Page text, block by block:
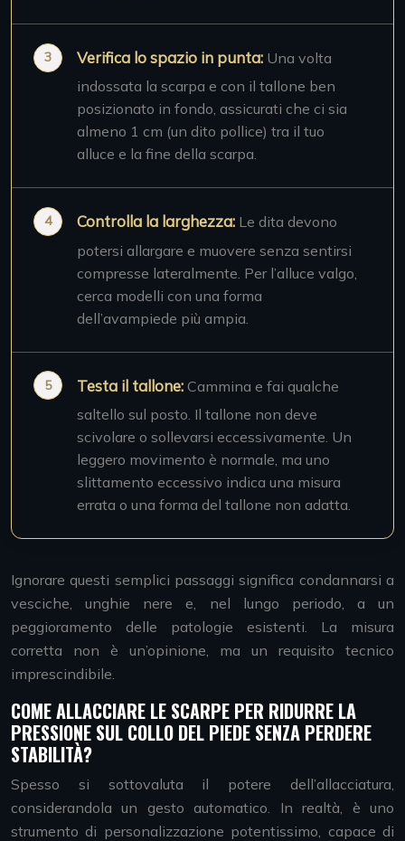
Verifica lo spazio in punta: Una volta
indossata la scarpa e con il tallone ben
posizionato in fondo, assicurati che ci sia
almeno 1 cm (un dito pollice) tra il tuo
alluce e la fine della scarpa.
Controlla la larghezza: Le dita devono
potersi allargare e muovere senza sentirsi
compresse lateralmente. Per l’alluce valgo,
cerca modelli con una forma
dell’avampiede più ampia.
Testa il tallone: Cammina e fai qualche
saltello sul posto. Il tallone non deve
scivolare o sollevarsi eccessivamente. Un
leggero movimento è normale, ma uno
slittamento eccessivo indica una misura
errata o una forma del tallone non adatta.
Ignorare questi semplici passaggi significa condannarsi a
vesciche, unghie nere e, nel lungo periodo, a un
peggioramento delle patologie esistenti. La misura
corretta non è un’opinione, ma un requisito tecnico
imprescindibile.
COME ALLACCIARE LE SCARPE PER RIDURRE LA
PRESSIONE SUL COLLO DEL PIEDE SENZA PERDERE
STABILITÀ?
Spesso si sottovaluta il potere dell’allacciatura,
considerandola un gesto automatico. In realtà, è uno
strumento di personalizzazione potentissimo, capace di